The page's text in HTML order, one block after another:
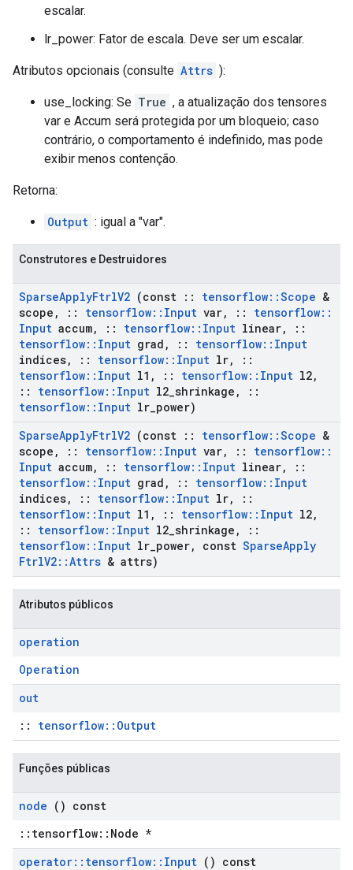
escalar.
lr_power: Fator de escala. Deve ser um escalar.
Atributos opcionais (consulte Attrs ):
use_locking: Se True , a atualização dos tensores
var e Accum será protegida por um bloqueio; caso
contrário, o comportamento é indefinido, mas pode
exibir menos contenção.
Retorna:
Output : igual a "var".
Construtores e Destruidores
SparseApplyFtrlV2 (const :: tensorflow::Scope &
scope , :: tensorflow:: Input var, :: tensorflow::
Input accum, :: tensorflow:: Input linear,
::
tensorflow:: Input grad , :: tensorflow:: Input
indices, :: tensorflow:: Input lr,
::
tensorflow:: Input l1 , :: tensorflow:: Input l2,
::
tensorflow:: Input l2 shrinkage ,
::
tensorflow:: Input lr power)
SparseApplyFtrlV2 (const :: tensorflow::Scope &
scope , :: tensorflow:: Input var, :: tensorflow::
Input accum, :: tensorflow:: Input linear,
::
tensorflow:: Input grad , :: tensorflow:: Input
indices, :: tensorflow:: Input lr,
::
tensorflow:: Input l1 , :: tensorflow:: Input l2,
::
tensorflow:: Input l2 shrinkage ,
::
tensorflow:: Input lr power, const SparseApply
FtrlV2::Attrs & attrs)
Atributos públicos
operation
Operation
out
:: tensorflow::Output
Funções públicas
node () const
::tensorflow::Node *
operator:: tensorflow:: Input () const